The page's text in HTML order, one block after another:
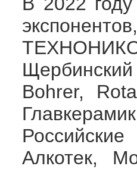
Bohrer,
Алкотек,